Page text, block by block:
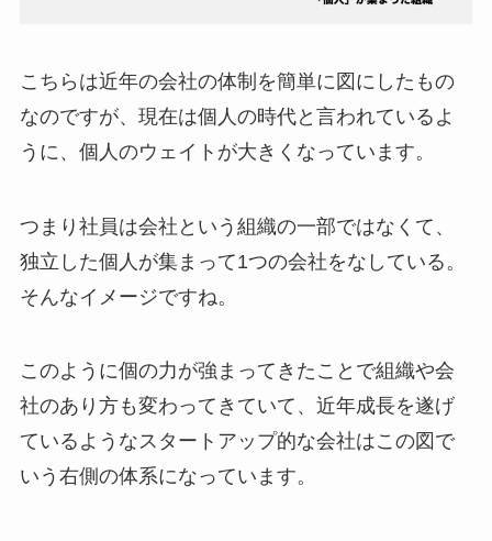
こちらは近年の会社の体制を簡単に図にしたもの
なのですが、現在は個人の時代と言われているよ
うに、個人のウェイトが大きくなっています。
つまり社員は会社という組織の一部ではなくて、
独立した個人が集まって1つの会社をなしている。
そんなイメージですね。
このように個の力が強まってきたことで組織や会
社のあり方も変わってきていて、近年成長を遂げ
ているようなスタートアップ的な会社はこの図で
いう右側の体系になっています。